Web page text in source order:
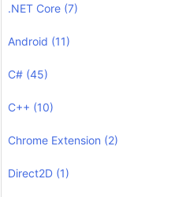
.NET Core (7)
Android (11)
C# (45)
C++ (10)
Chrome Extension (2)
Direct2D (1)